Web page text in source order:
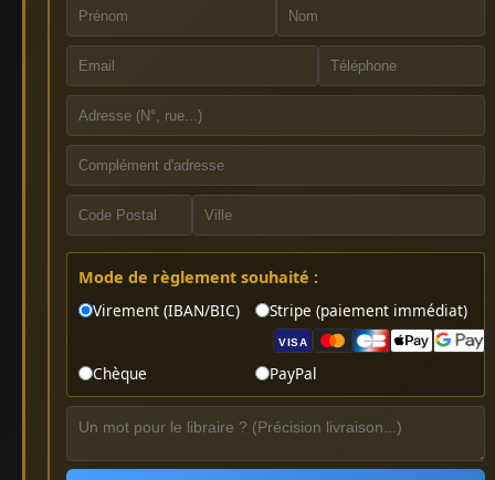
Mode de règlement souhaité :
Virement (IBAN/BIC)
Stripe (paiement immédiat)
VISA
Chèque PayPal